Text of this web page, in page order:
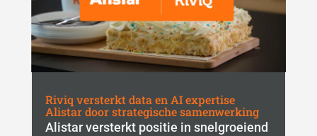
Riviq versterkt data en AI expertise
Alistar door strategische samenwerking
Alistar versterkt positie in snelgroeiend